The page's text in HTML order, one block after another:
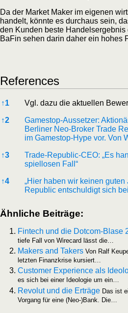
Da der Mar­ket Maker im eige­nen
han­delt, könn­te es durch­aus sein,
den Kun­den bes­te
BaFin sehen dar­in daher ein hohes
Refe­ren­ces
Refe­ren­ces
↑1 Vgl. dazu die aktu­el­len
↑2
Game­stop-Aus­set­zer:
Ber­li­ner Neo-Bro­ker Trade
im Game­stop-Hype vor. Von
↑3
Trade-Repu­blic-CEO: „Es
spiel­lo­sen Fall“
↑4
„Hier haben wir kei­nen guten
Repu­blic ent­schul­digt sich
Ähn­li­che Beiträge:
Fin­tech und die Dot­­com-Bla­­se
tie­fe Fall von Wire­card lässt die…
Makers and Takers Von Ralf
letz­ten Finanz­kri­se kursiert…
Cus­to­mer Expe­ri­ence als
es sich bei einer Ideo­lo­gie um ein…
Revo­lut und die Erträ­ge Das ist
Vor­gang für eine (Neo-)Bank. Die…